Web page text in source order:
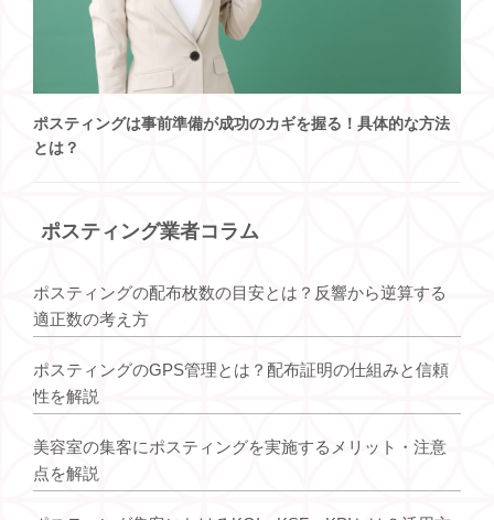
ポスティングは事前準備が成功のカギを握る！具体的な方法
とは？
ポスティング業者コラム
ポスティングの配布枚数の目安とは？反響から逆算する
適正数の考え方
ポスティングのGPS管理とは？配布証明の仕組みと信頼
性を解説
美容室の集客にポスティングを実施するメリット・注意
点を解説